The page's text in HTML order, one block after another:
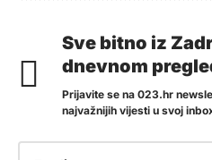
Sve bitno iz
dnevnom
Prijavite se na 023.hr
najvažnijih vijesti u svoj